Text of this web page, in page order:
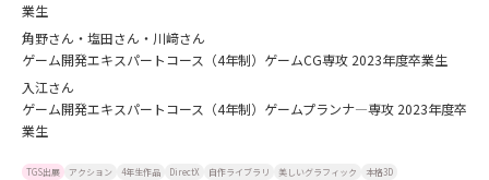
業生
角野さん・塩田さん・川﨑さん
ゲーム開発エキスパートコース（4年制）ゲームCG専攻 2023年度卒業生
入江さん
ゲーム開発エキスパートコース（4年制）ゲームプランナ―専攻 2023年度卒
業生
TGS出展 アクション 4年生作品 DirectX 自作ライブラリ 美しいグラフィック
本格3D